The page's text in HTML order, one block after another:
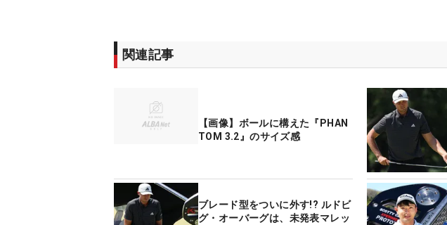
関連記事
【画像】ボールに構えた『PHAN
TOM 3.2』のサイズ感
ブレード型をついに外す!? ルドビ
グ・オーバーグは、未発表マレッ